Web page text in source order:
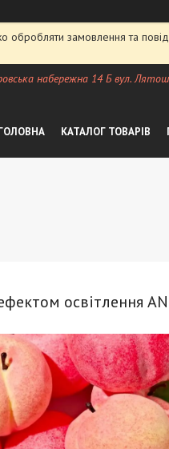
замовлення та
набережна 14 Б вул.
КАТАЛОГ ТОВАРІВ
освітлення